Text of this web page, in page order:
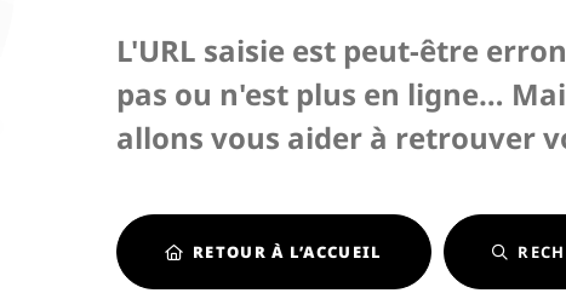
L'URL saisie est peut-être
pas ou n'est plus en ligne…
allons vous aider à retrouver
RETOUR À L’ACCUEIL